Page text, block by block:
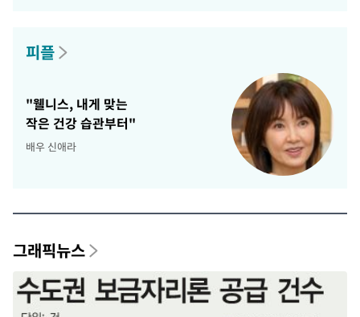
피플
"웰니스, 내게 맞는
작은 건강 습관부터"
배우 신애라
그래픽뉴스